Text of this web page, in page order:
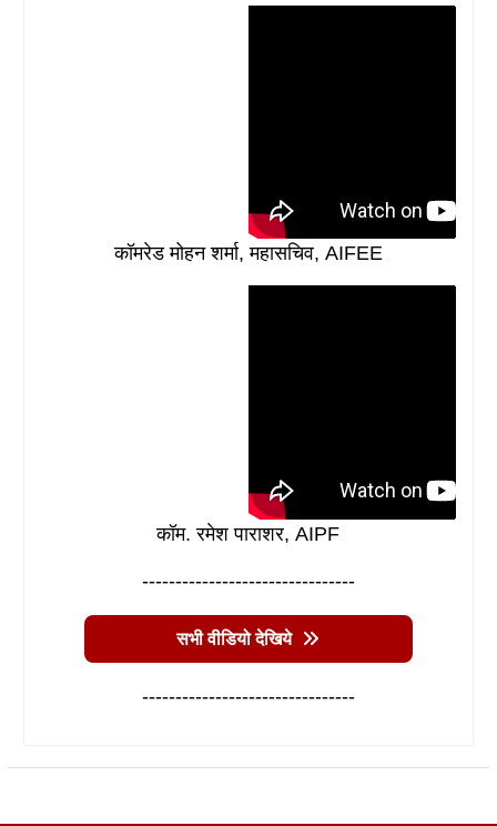
कॉमरेड मोहन शर्मा, महासचिव, AIFEE
कॉम. रमेश पाराशर, AIPF
--------------------------------
सभी वीडियो देखिये
--------------------------------